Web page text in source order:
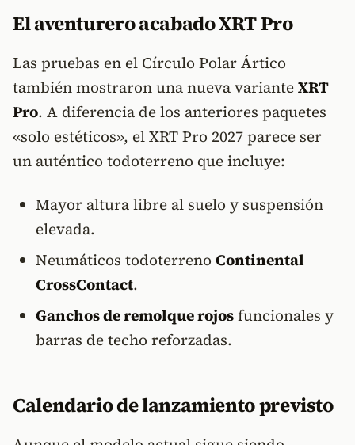
El aventurero acabado XRT Pro
Las pruebas en el Círculo Polar Ártico
también mostraron una nueva varianteXRT
Pro. A diferencia de los anteriores paquetes
«solo estéticos», el XRT Pro 2027 parece ser
un auténtico todoterreno que incluye:
Mayor altura libre al suelo y suspensión
elevada.
Neumáticos todoterreno Continental
CrossContact.
Ganchos de remolque rojosfuncionales y
barras de techo reforzadas.
Calendario de lanzamiento previsto